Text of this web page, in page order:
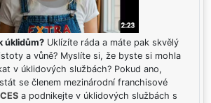
úklidům? Uklízíte ráda a máte pak skvělý
a vůně? Myslíte si, že byste si mohla
v úklidových službách? Pokud ano,
se členem mezinárodní franchisové
a podnikejte v úklidových službách s